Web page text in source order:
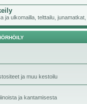
ja ulkomailla, telttailu,
ja muu kestoilu
ja kantamisesta